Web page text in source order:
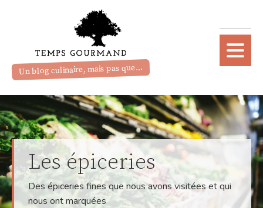
Un blog culinaire, mais pas que...
Les épiceries
Des épiceries fines que nous avons visitées et qui
nous ont marquées